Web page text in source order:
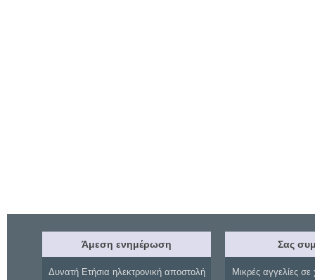
Άμεση ενημέρωση
Δυνατή Ετήσια ηλεκτρονική αποστολή
Σας
Μικρές αγγελίες σε